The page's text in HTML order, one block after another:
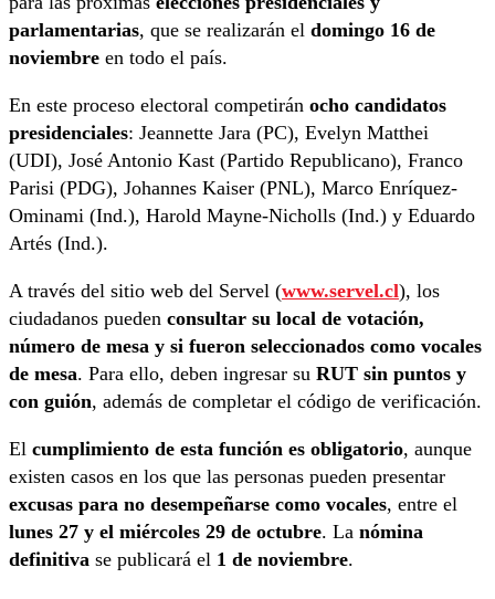
parlamentarias, que se realizarán el domingo 16 de
noviembre en todo el país.
En este proceso electoral competirán ocho candidatos
presidenciales: Jeannette Jara (PC), Evelyn Matthei
(UDI), José Antonio Kast (Partido Republicano), Franco
Parisi (PDG), Johannes Kaiser (PNL), Marco Enríquez-
Ominami (Ind.), Harold Mayne-Nicholls (Ind.) y Eduardo
Artés (Ind.).
A través del sitio web del Servel (www.servel.cl), los
ciudadanos pueden consultar su local de votación,
número de mesa y si fueron seleccionados como vocales
de mesa. Para ello, deben ingresar su RUT sin puntos y
con guión, además de completar el código de verificación.
El cumplimiento de esta función es obligatorio, aunque
existen casos en los que las personas pueden presentar
excusas para no desempeñarse como vocales, entre el
lunes 27 y el miércoles 29 de octubre. La nómina
definitiva se publicará el 1 de noviembre.